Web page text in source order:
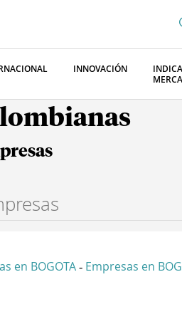
INNOVACIÓN
en BOGOTA - Empresas en